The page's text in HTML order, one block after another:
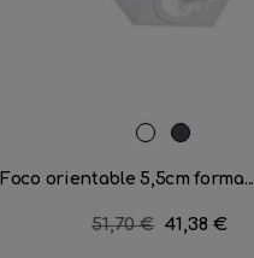
BlancoNegro
Foco orientable 5,5cm forma...
Precio
51,70 € Precio
41,38 €